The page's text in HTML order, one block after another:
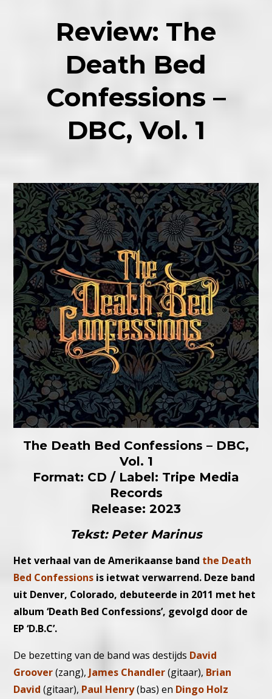
Review: The
Death Bed
Confessions –
DBC, Vol. 1
The Death Bed Confessions – DBC,
Vol. 1
Format: CD / Label: Tripe Media
Records
Release: 2023
Tekst: Peter Marinus
Het verhaal van de Amerikaanse band the Death
Bed Confessions is ietwat verwarrend. Deze band
uit Denver, Colorado, debuteerde in 2011 met het
album ‘Death Bed Confessions’, gevolgd door de
EP ‘D.B.C’.
De bezetting van de band was destijds David
Groover(zang), James Chandler(gitaar), Brian
David (gitaar), Paul Henry(bas) en Dingo Holz